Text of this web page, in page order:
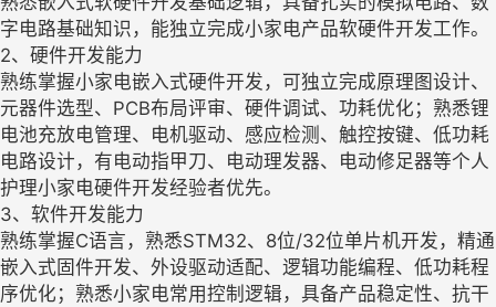
字电路基础知识，能独立完成小家电产品软硬件开发工作。
2、硬件开发能力
熟练掌握小家电嵌入式硬件开发，可独立完成原理图设计、
元器件选型、PCB布局评审、硬件调试、功耗优化；熟悉锂
电池充放电管理、电机驱动、感应检测、触控按键、低功耗
电路设计，有电动指甲刀、电动理发器、电动修足器等个人
护理小家电硬件开发经验者优先。
3、软件开发能力
熟练掌握C语言，熟悉STM32、8位/32位单片机开发，精通
嵌入式固件开发、外设驱动适配、逻辑功能编程、低功耗程
序优化；熟悉小家电常用控制逻辑，具备产品稳定性、抗干